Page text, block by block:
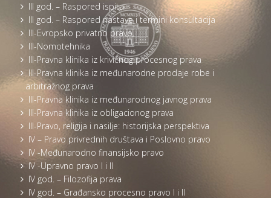
III god. – Raspored ispita
III god. – Raspored nastave i termini konsultacija
III-Evropsko privatno pravo
III-Nomotehnika
III-Pravna klinika iz krivičnog procesnog prava
III-Pravna klinika iz međunarodne prodaje robe i
arbitražnog prava
III-Pravna klinika iz međunarodnog javnog prava
III-Pravna klinika iz obligacionog prava
III-Pravo, religija i nasilje: historijska perspektiva
IV – Pravo privrednih društava i Poslovno pravo
IV -Međunarodno finansijsko pravo
IV -Upravno pravo I i II
IV god. – Filozofija prava
IV god. – Građansko procesno pravo I i II